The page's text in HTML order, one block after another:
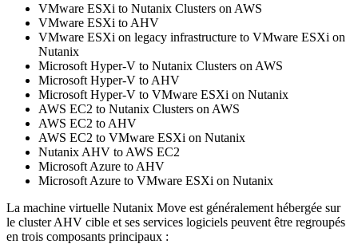
VMware ESXi to Nutanix Clusters on AWS
VMware ESXi to AHV
VMware ESXi on legacy infrastructure to VMware ESXi on
Nutanix
Microsoft Hyper-V to Nutanix Clusters on AWS
Microsoft Hyper-V to AHV
Microsoft Hyper-V to VMware ESXi on Nutanix
AWS EC2 to Nutanix Clusters on AWS
AWS EC2 to AHV
AWS EC2 to VMware ESXi on Nutanix
Nutanix AHV to AWS EC2
Microsoft Azure to AHV
Microsoft Azure to VMware ESXi on Nutanix
La machine virtuelle Nutanix Move est généralement hébergée sur
le cluster AHV cible et ses services logiciels peuvent être regroupés
en trois composants principaux :